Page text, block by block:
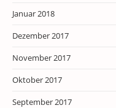
Januar 2018
Dezember 2017
November 2017
Oktober 2017
September 2017